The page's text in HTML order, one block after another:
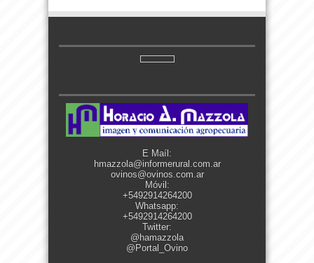
E Maíl:
hmazzola@informerural.com.ar
ovinos@ovinos.com.ar
Móvil:
+5492914264200
Whatsapp:
+5492914264200
Twitter:
@hamazzola
@Portal_Ovino